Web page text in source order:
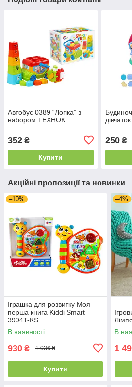
Автобус 0389 “Логіка” з
набором ТЕХНОК
352 ₴
Купити
250₴
Акційні пропозиції та новинки
–10%
Іграшка для розвитку Моя
перша книга Kiddi Smart
3994T-KS
В наявності
930 ₴ 1 036 ₴
Купити
–4%
В
1